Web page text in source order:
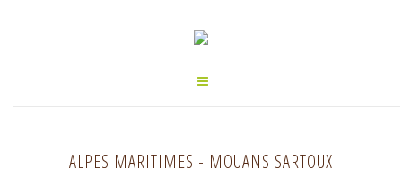
ALPES MARITIMES - MOUANS SARTOUX